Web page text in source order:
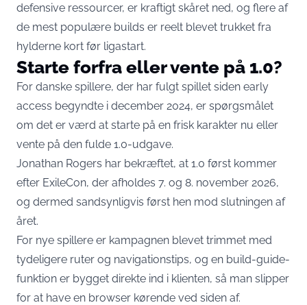
defensive ressourcer, er kraftigt skåret ned, og flere af
de mest populære builds er reelt blevet trukket fra
hylderne kort før ligastart.
Starte forfra eller vente på 1.0?
For danske spillere, der har fulgt spillet siden early
access begyndte i december 2024, er spørgsmålet
om det er værd at starte på en frisk karakter nu eller
vente på den fulde 1.0-udgave.
Jonathan Rogers har bekræftet, at 1.0 først kommer
efter ExileCon, der afholdes 7. og 8. november 2026,
og dermed sandsynligvis først hen mod slutningen af
året.
For nye spillere er kampagnen blevet trimmet med
tydeligere ruter og navigationstips, og en build-guide-
funktion er bygget direkte ind i klienten, så man slipper
for at have en browser kørende ved siden af.